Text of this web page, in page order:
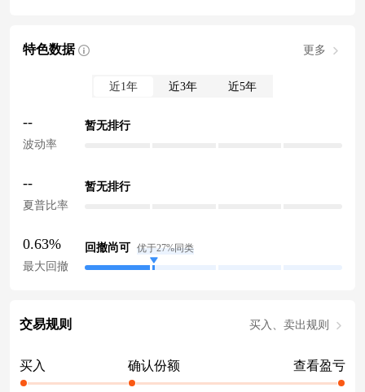
特色数据 更多
近1年 近3年 近5年
--
波动率
暂无排行
--
夏普比率
暂无排行
0.63%
最大回撤
回撤尚可 优于27%同类
交易规则 买入、卖出规则
买入 确认份额 查看盈亏